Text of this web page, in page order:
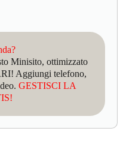
Minisito, ottimizzato
Aggiungi telefono,
GESTISCI LA